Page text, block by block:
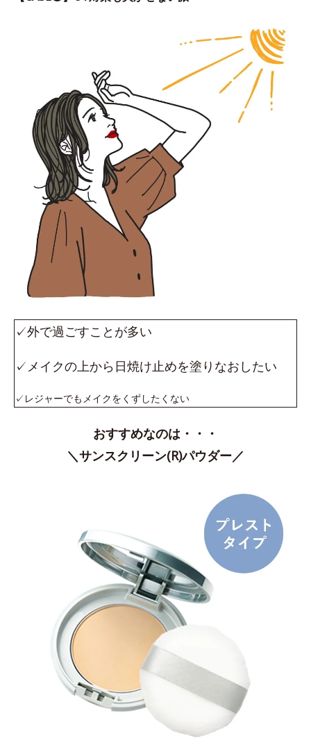
✓外で過ごすことが多い
✓メイクの上から日焼け止めを塗りなおしたい
✓レジャーでもメイクをくずしたくない
おすすめなのは・・・
＼サンスクリーン(R)パウダー／